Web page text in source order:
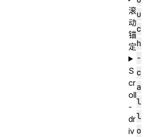
u
c
h
-
c
a
l
l
o
滚
动
锚
定
S
cr
oll
-
dr
iv